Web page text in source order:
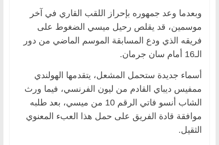
وبعدما وعد جمهوره بإحراز اللقب القاري في آخر
موسمين، قد يقلص رحيل ميسي الضغوط على
فريقه الذي ودع المسابقة الموسم الماضي من دور
الـ16 أمام سان جرمان.
أسماء جديدة ستحمل المشعل، يتقدمها الهولندي
ممفيس ديباي القادم من ليون الفرنسي، فيما ورث
الشاب أنسو فاتي الرقم 10 من ميسي، بعد طلبه
موافقة قادة الفريق على حمل هذا العبء المعنوي
الثقيل.